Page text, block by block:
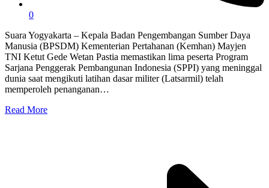
0
Suara Yogyakarta – Kepala Badan Pengembangan Sumber Daya
Manusia (BPSDM) Kementerian Pertahanan (Kemhan) Mayjen
TNI Ketut Gede Wetan Pastia memastikan lima peserta Program
Sarjana Penggerak Pembangunan Indonesia (SPPI) yang meninggal
dunia saat mengikuti latihan dasar militer (Latsarmil) telah
memperoleh penanganan…
Read More